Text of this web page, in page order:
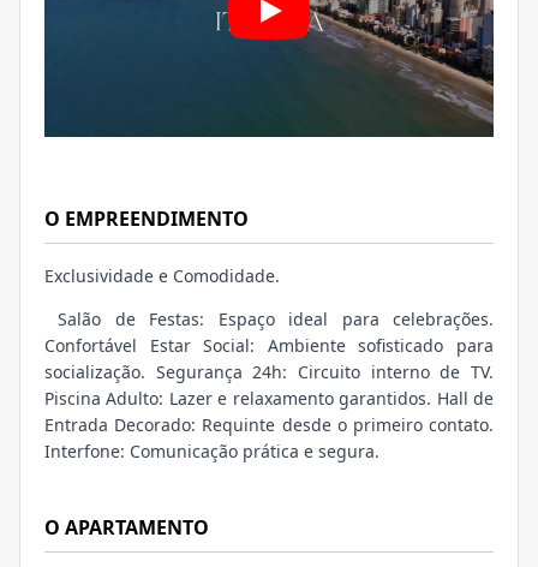
O EMPREENDIMENTO
Exclusividade e Comodidade.
Salão de Festas: Espaço ideal para celebrações.
Confortável Estar Social: Ambiente sofisticado para
socialização. Segurança 24h: Circuito interno de TV.
Piscina Adulto: Lazer e relaxamento garantidos. Hall de
Entrada Decorado: Requinte desde o primeiro contato.
Interfone: Comunicação prática e segura.
O APARTAMENTO